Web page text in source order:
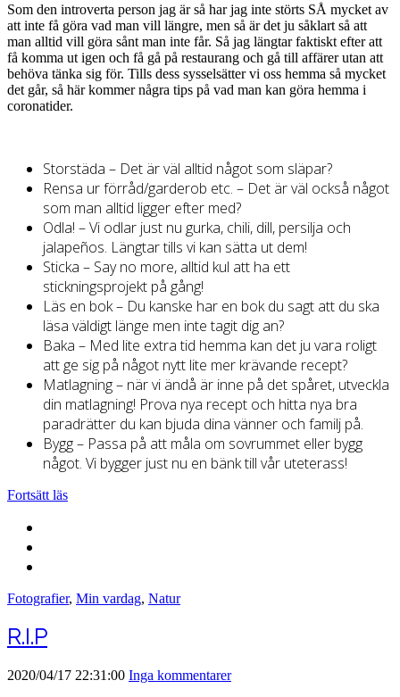
Som den introverta person jag är så har jag inte störts SÅ mycket av
att inte få göra vad man vill längre, men så är det ju såklart så att
man alltid vill göra sånt man inte får. Så jag längtar faktiskt efter att
få komma ut igen och få gå på restaurang och gå till affärer utan att
behöva tänka sig för. Tills dess sysselsätter vi oss hemma så mycket
det går, så här kommer några tips på vad man kan göra hemma i
coronatider.
Storstäda – Det är väl alltid något som släpar?
Rensa ur förråd/garderob etc. – Det är väl också något
som man alltid ligger efter med?
Odla! – Vi odlar just nu gurka, chili, dill, persilja och
jalapeños. Längtar tills vi kan sätta ut dem!
Sticka – Say no more, alltid kul att ha ett
stickningsprojekt på gång!
Läs en bok – Du kanske har en bok du sagt att du ska
läsa väldigt länge men inte tagit dig an?
Baka – Med lite extra tid hemma kan det ju vara roligt
att ge sig på något nytt lite mer krävande recept?
Matlagning – när vi ändå är inne på det spåret, utveckla
din matlagning! Prova nya recept och hitta nya bra
paradrätter du kan bjuda dina vänner och familj på.
Bygg – Passa på att måla om sovrummet eller bygg
något. Vi bygger just nu en bänk till vår uteterass!
Fortsätt läs
Fotografier, Min vardag, Natur
R.I.P
2020/04/17 22:31:00 Inga kommentarer